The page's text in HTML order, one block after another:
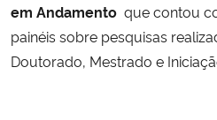
em Andamento que contou
painéis sobre pesquisas
Doutorado, Mestrado e